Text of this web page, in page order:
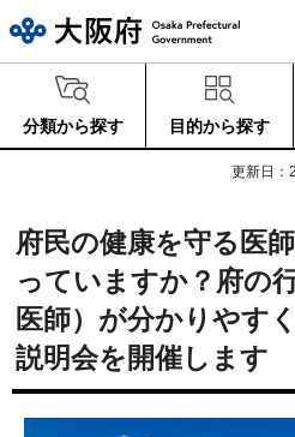
分類から探す 目的から探す
更新日：
府民の健康を守る医
っていますか？府の
医師）が分かりやす
説明会を開催します